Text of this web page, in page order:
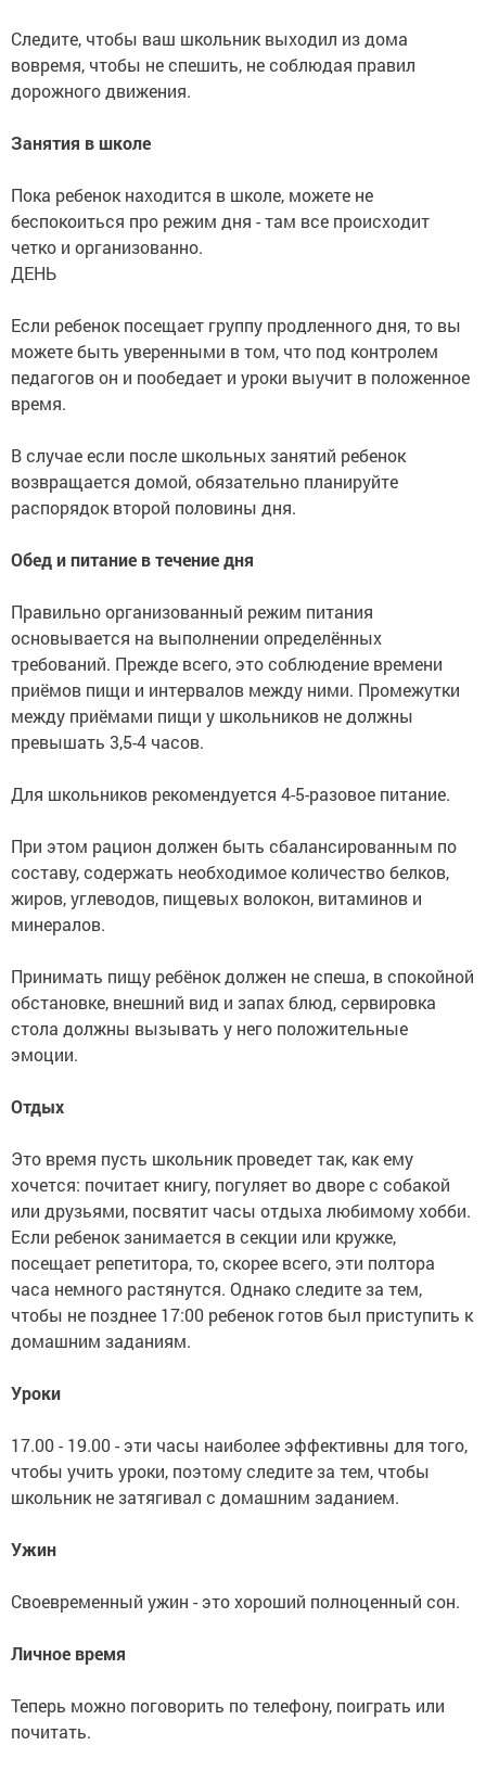
Следите, чтобы ваш школьник выходил из дома
вовремя, чтобы не спешить, не соблюдая правил
дорожного движения.
Занятия в школе
Пока ребенок находится в школе, можете не
беспокоиться про режим дня - там все происходит
четко и организованно.
ДЕНЬ
Если ребенок посещает группу продленного дня, то вы
можете быть уверенными в том, что под контролем
педагогов он и пообедает и уроки выучит в положенное
время.
В случае если после школьных занятий ребенок
возвращается домой, обязательно планируйте
распорядок второй половины дня.
Обед и питание в течение дня
Правильно организованный режим питания
основывается на выполнении определённых
требований. Прежде всего, это соблюдение времени
приёмов пищи и интервалов между ними. Промежутки
между приёмами пищи у школьников не должны
превышать 3,5-4 часов.
Для школьников рекомендуется 4-5-разовое питание.
При этом рацион должен быть сбалансированным по
составу, содержать необходимое количество белков,
жиров, углеводов, пищевых волокон, витаминов и
минералов.
Принимать пищу ребёнок должен не спеша, в спокойной
обстановке, внешний вид и запах блюд, сервировка
стола должны вызывать у него положительные
эмоции.
Отдых
Это время пусть школьник проведет так, как ему
хочется: почитает книгу, погуляет во дворе с собакой
или друзьями, посвятит часы отдыха любимому хобби.
Если ребенок занимается в секции или кружке,
посещает репетитора, то, скорее всего, эти полтора
часа немного растянутся. Однако следите за тем,
чтобы не позднее 17:00 ребенок готов был приступить к
домашним заданиям.
Уроки
17.00 - 19.00 - эти часы наиболее эффективны для того,
чтобы учить уроки, поэтому следите за тем, чтобы
школьник не затягивал с домашним заданием.
Ужин
Своевременный ужин - это хороший полноценный сон.
Личное время
Теперь можно поговорить по телефону, поиграть или
почитать.